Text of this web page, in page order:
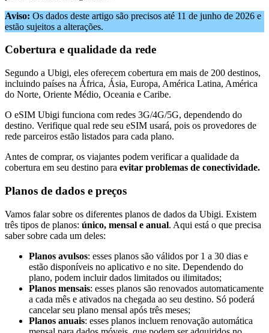
Aviso: Os dados deste artigo são precisos até 11 de junho de 2026 e
estão sujeitos a alterações.
Cobertura e qualidade da rede
Segundo a Ubigi, eles oferecem cobertura em mais de 200 destinos,
incluindo países na África, Ásia, Europa, América Latina, América
do Norte, Oriente Médio, Oceania e Caribe.
O eSIM Ubigi funciona com redes 3G/4G/5G, dependendo do
destino. Verifique qual rede seu eSIM usará, pois os provedores de
rede parceiros estão listados para cada plano.
Antes de comprar, os viajantes podem verificar a qualidade da
cobertura em seu destino para evitar problemas de conectividade.
Planos de dados e preços
Vamos falar sobre os diferentes planos de dados da Ubigi. Existem
três tipos de planos: único, mensal e anual. Aqui está o que precisa
saber sobre cada um deles:
Planos avulsos: esses planos são válidos por 1 a 30 dias e
estão disponíveis no aplicativo e no site. Dependendo do
plano, podem incluir dados limitados ou ilimitados;
Planos mensais: esses planos são renovados automaticamente
a cada mês e ativados na chegada ao seu destino. Só poderá
cancelar seu plano mensal após três meses;
Planos anuais: esses planos incluem renovação automática